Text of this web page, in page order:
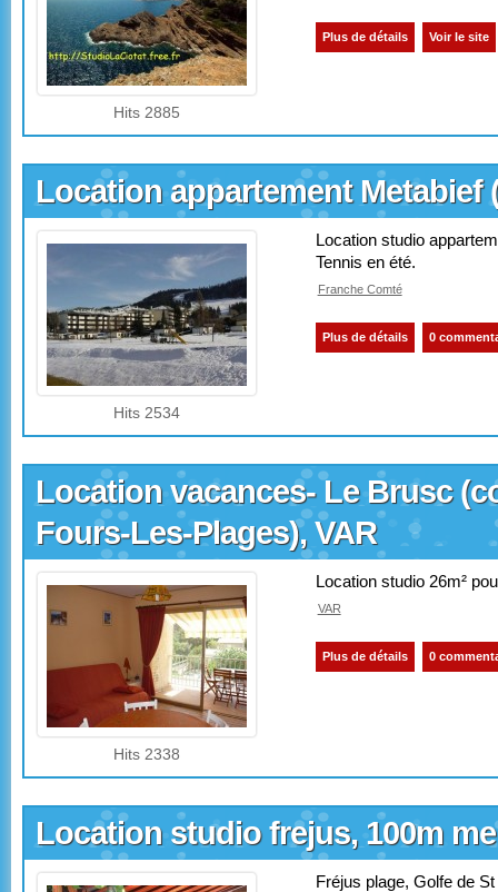
Hits 2885
Plus de détails Voir le site
Location appartement Metabief
Hits 2534
Location studio
Tennis en été.
Franche Comté
Plus de détails 0
Location vacances- Le Brusc
Fours-Les-Plages), VAR
Hits 2338
Location studio 26m²
VAR
Plus de détails 0
Location studio frejus, 100m
Fréjus plage, Golfe de